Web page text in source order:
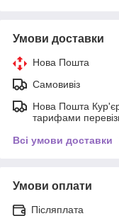
Умови доставки
Нова Пошта
Самовивіз
Нова Пошта
тарифами
Всі умови доставки
Умови оплати
Післяплата